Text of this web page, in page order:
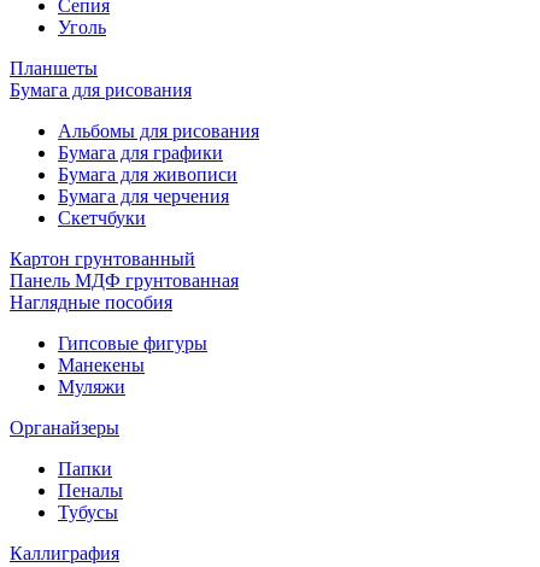
Сепия
Уголь
Планшеты
Бумага для рисования
Альбомы для рисования
Бумага для графики
Бумага для живописи
Бумага для черчения
Скетчбуки
Картон грунтованный
Панель МДФ грунтованная
Наглядные пособия
Гипсовые фигуры
Манекены
Муляжи
Органайзеры
Папки
Пеналы
Тубусы
Каллиграфия